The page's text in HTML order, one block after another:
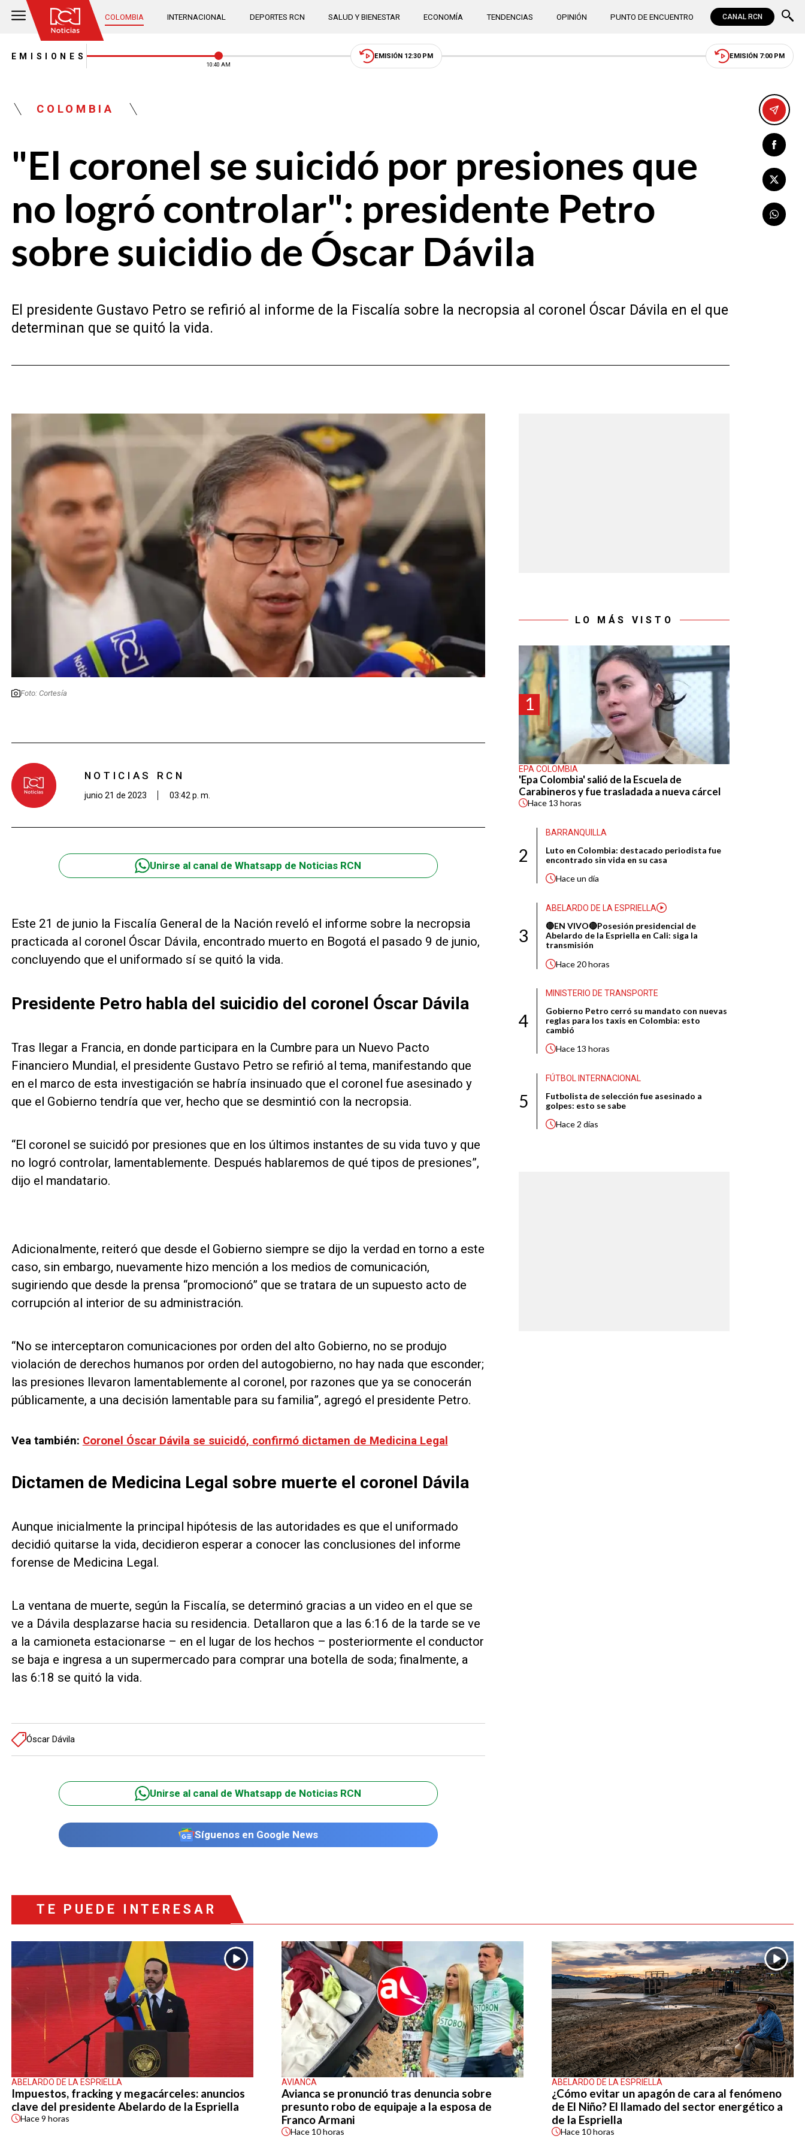
COLOMBIA INTERNACIONAL DEPORTES RCN SALUD Y BIENESTAR ECONOMÍA TENDENCIAS OPINIÓN PUNTO DE ENCUENTRO CANAL RCN
EMISIONES
10:41 AM
EMISIÓN 12:30 PM EMISIÓN 7:00 PM
COLOMBIA
"El coronel se suicidó por presiones que
no logró controlar": presidente Petro
sobre suicidio de Óscar Dávila
El presidente Gustavo Petro se refirió al informe de la Fiscalía sobre la necropsia al coronel Óscar Dávila en el que
determinan que se quitó la vida.
Foto: Cortesía
NOTICIAS RCN
junio 21 de 2023 03:42 p. m.
Unirse al canal de Whatsapp de Noticias RCN
Este 21 de junio la Fiscalía General de la Nación reveló el informe sobre la necropsia
practicada al coronel Óscar Dávila, encontrado muerto en Bogotá el pasado 9 de junio,
concluyendo que el uniformado sí se quitó la vida.
Presidente Petro habla del suicidio del coronel Óscar Dávila
Tras llegar a Francia, en donde participara en la Cumbre para un Nuevo Pacto
Financiero Mundial, el presidente Gustavo Petro se refirió al tema, manifestando que
en el marco de esta investigación se habría insinuado que el coronel fue asesinado y
que el Gobierno tendría que ver, hecho que se desmintió con la necropsia.
“El coronel se suicidó por presiones que en los últimos instantes de su vida tuvo y que
no logró controlar, lamentablemente. Después hablaremos de qué tipos de presiones”,
dijo el mandatario.
Adicionalmente, reiteró que desde el Gobierno siempre se dijo la verdad en torno a este
caso, sin embargo, nuevamente hizo mención a los medios de comunicación,
sugiriendo que desde la prensa “promocionó” que se tratara de un supuesto acto de
corrupción al interior de su administración.
“No se interceptaron comunicaciones por orden del alto Gobierno, no se produjo
violación de derechos humanos por orden del autogobierno, no hay nada que esconder;
las presiones llevaron lamentablemente al coronel, por razones que ya se conocerán
públicamente, a una decisión lamentable para su familia”, agregó el presidente Petro.
Vea también: Coronel Óscar Dávila se suicidó, confirmó dictamen de Medicina Legal
Dictamen de Medicina Legal sobre muerte el coronel Dávila
Aunque inicialmente la principal hipótesis de las autoridades es que el uniformado
decidió quitarse la vida, decidieron esperar a conocer las conclusiones del informe
forense de Medicina Legal.
La ventana de muerte, según la Fiscalía, se determinó gracias a un video en el que se
ve a Dávila desplazarse hacia su residencia. Detallaron que a las 6:16 de la tarde se ve
a la camioneta estacionarse – en el lugar de los hechos – posteriormente el conductor
se baja e ingresa a un supermercado para comprar una botella de soda; finalmente, a
las 6:18 se quitó la vida.
Óscar Dávila
Unirse al canal de Whatsapp de Noticias RCN
Síguenos en Google News
LO MÁS VISTO
1
EPA COLOMBIA
'Epa Colombia' salió de la Escuela de
Carabineros y fue trasladada a nueva cárcel
Hace 13 horas
2
BARRANQUILLA
Luto en Colombia: destacado periodista fue
encontrado sin vida en su casa
Haceun día
3
ABELARDO DE LA ESPRIELLA
🔴EN VIVO🔴Posesión presidencial de
Abelardo de la Espriella en Cali: siga la
transmisión
Hace20 horas
4
MINISTERIO DE TRANSPORTE
Gobierno Petro cerró su mandato con nuevas
reglas para los taxis en Colombia: esto
cambió
Hace 13 horas
5
FÚTBOL INTERNACIONAL
Futbolista de selección fue asesinado a
golpes: esto se sabe
Hace2 días
TE PUEDE INTERESAR
ABELARDO DE LA ESPRIELLA
Impuestos, fracking y megacárceles: anuncios
clave del presidente Abelardo de la Espriella
Hace9 horas
AVIANCA
Avianca se pronunció tras denuncia sobre
presunto robo de equipaje a la esposa de
Franco Armani
Hace 10 horas
ABELARDO DE LA ESPRIELLA
¿Cómo evitar un apagón de cara al fenómeno
de El Niño? El llamado del sector energético a
de la Espriella
Hace 10 horas